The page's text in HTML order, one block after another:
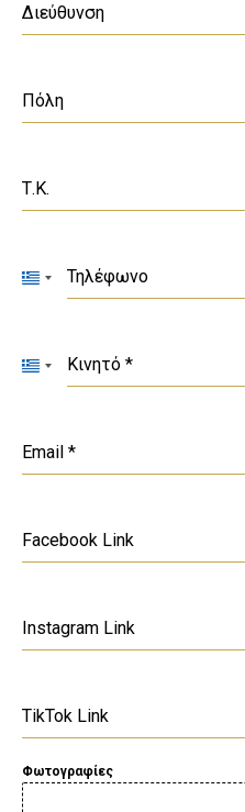
Διεύθυνση
Πόλη
Τ.Κ.
Τηλέφωνο
Greece
Κινητό *
Greece
Email *
Facebook Link
Instagram Link
TikTok Link
Φωτογραφίες